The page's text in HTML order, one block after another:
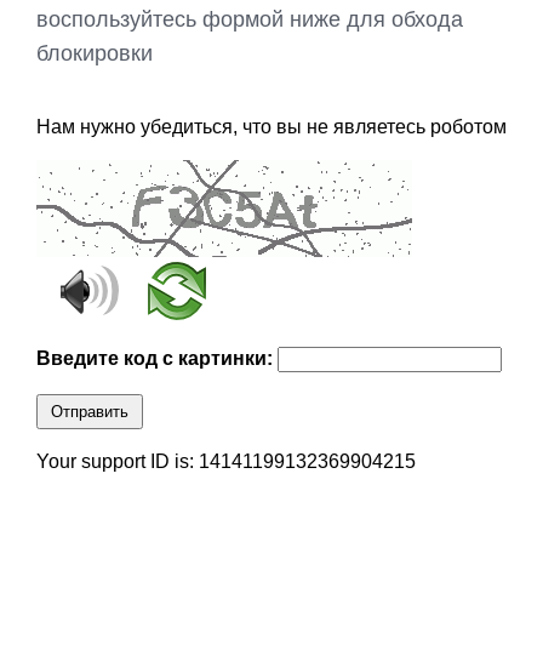
воспользуйтесь формой ниже для обхода
блокировки
Нам нужно убедиться, что вы не являетесь роботом
Введите код с картинки:
Отправить
Your support ID is: 14141199132369904215